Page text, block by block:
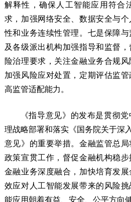
解释性，确保人工智能应用符合
求，加强网络安全、数据安全与
性和业务连续性管理。七是保障
及各级派出机构加强指导和监督
险治理要求，关注金融业务合规风
加强风险应对处置，定期评估监
高监管适配能力。
《指导意见》的发布是贯彻
理战略部署和落实《国务院关于深
意见》的重要举措。金融监管总局
政策宣贯工作，督促金融机构稳
金融业务深度融合，加快培育发
效应对人工智能发展带来的风险
能应用朝着有益、安全、公平方向